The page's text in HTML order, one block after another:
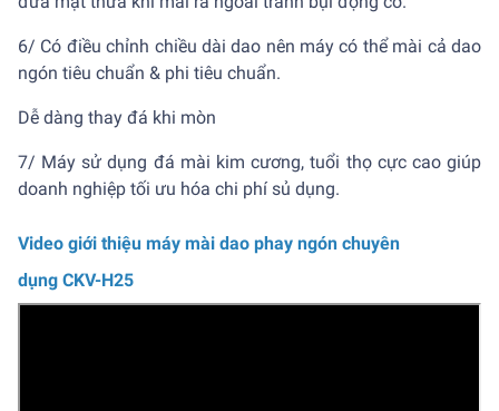
6/ Có điều chỉnh chiều dài dao nên máy có thể mài cả dao
ngón tiêu chuẩn & phi tiêu chuẩn.
Dễ dàng thay đá khi mòn
7/ Máy sử dụng đá mài kim cương, tuổi thọ cực cao giúp
doanh nghiệp tối ưu hóa chi phí sủ dụng.
Video giới thiệu máy mài dao phay ngón chuyên
dụng CKV-H25